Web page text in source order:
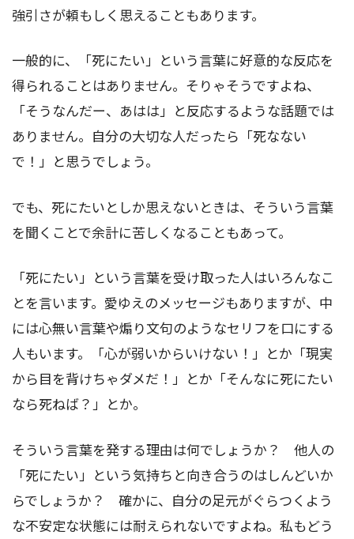
強引さが頼もしく思えることもあります。
一般的に、「死にたい」という言葉に好意的な反応を
得られることはありません。そりゃそうですよね、
「そうなんだー、あはは」と反応するような話題では
ありません。自分の大切な人だったら「死なない
で！」と思うでしょう。
でも、死にたいとしか思えないときは、そういう言葉
を聞くことで余計に苦しくなることもあって。
「死にたい」という言葉を受け取った人はいろんなこ
とを言います。愛ゆえのメッセージもありますが、中
には心無い言葉や煽り文句のようなセリフを口にする
人もいます。「心が弱いからいけない！」とか「現実
から目を背けちゃダメだ！」とか「そんなに死にたい
なら死ねば？」とか。
そういう言葉を発する理由は何でしょうか？ 他人の
「死にたい」という気持ちと向き合うのはしんどいか
らでしょうか？ 確かに、自分の足元がぐらつくよう
な不安定な状態には耐えられないですよね。私もどう